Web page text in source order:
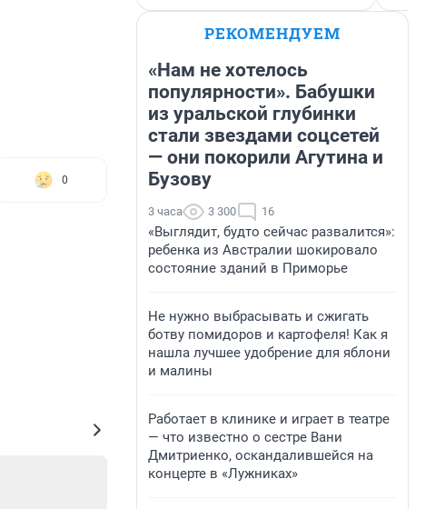
0
РЕКОМЕНДУЕМ
«Нам не хотелось
популярности». Бабушки
из уральской глубинки
стали звездами соцсетей
— они покорили Агутина и
Бузову
3 часа 3 300 16
«Выглядит, будто сейчас развалится»:
ребенка из Австралии шокировало
состояние зданий в Приморье
Не нужно выбрасывать и сжигать
ботву помидоров и картофеля! Как я
нашла лучшее удобрение для яблони
и малины
Работает в клинике и играет в театре
— что известно о сестре Вани
Дмитриенко, оскандалившейся на
концерте в «Лужниках»